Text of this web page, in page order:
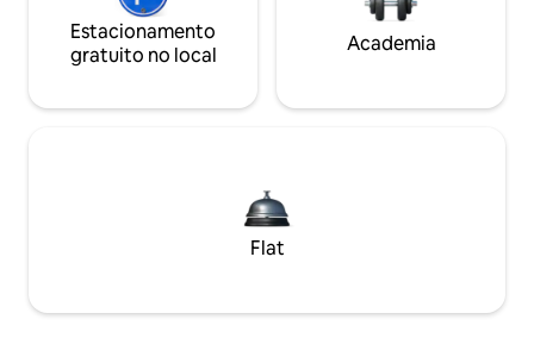
Estacionamento
gratuito no local
Academia
Flat